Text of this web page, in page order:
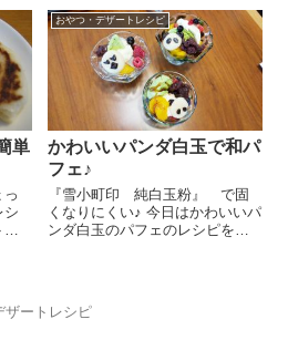
😉
ナ
...
末）』入りのクッキーを作りま
した～(#^.^#) 薄力粉 80g、『亜
麻の実...
単
シ
おやつ・デザートレシピ
かわいいパンダ白玉で和パ
フェ♪
『雪小町印 純白玉粉』 で固
くなりにくい♪ 今日はかわいいパ
ンダ白玉のパフェのレシピをご
らいの...
ザートレシピ